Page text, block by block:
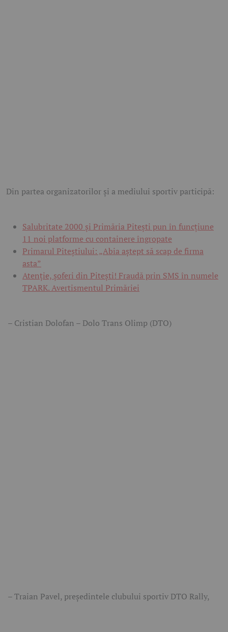
Din partea organizatorilor și a mediului sportiv participă:
Salubritate 2000 și Primăria Pitești pun în funcțiune
11 noi platforme cu containere îngropate
Primarul Piteștiului: „Abia aștept să scap de firma
asta”
Atenție, șoferi din Pitești! Fraudă prin SMS în numele
TPARK. Avertismentul Primăriei
– Cristian Dolofan – Dolo Trans Olimp (DTO)
– Traian Pavel, președintele clubului sportiv DTO Rally,